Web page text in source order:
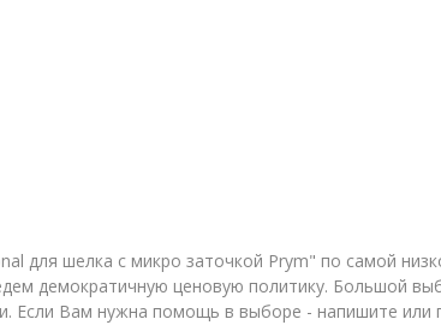
шелка с микро заточкой Prym" по самой
демократичную ценовую политику. Большой
Если Вам нужна помощь в выборе - напишите или